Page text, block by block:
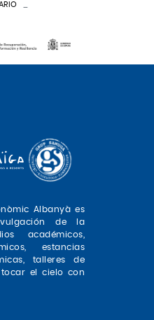
Albanyà es
de la
académicos,
estancias
talleres de
tocar el cielo con